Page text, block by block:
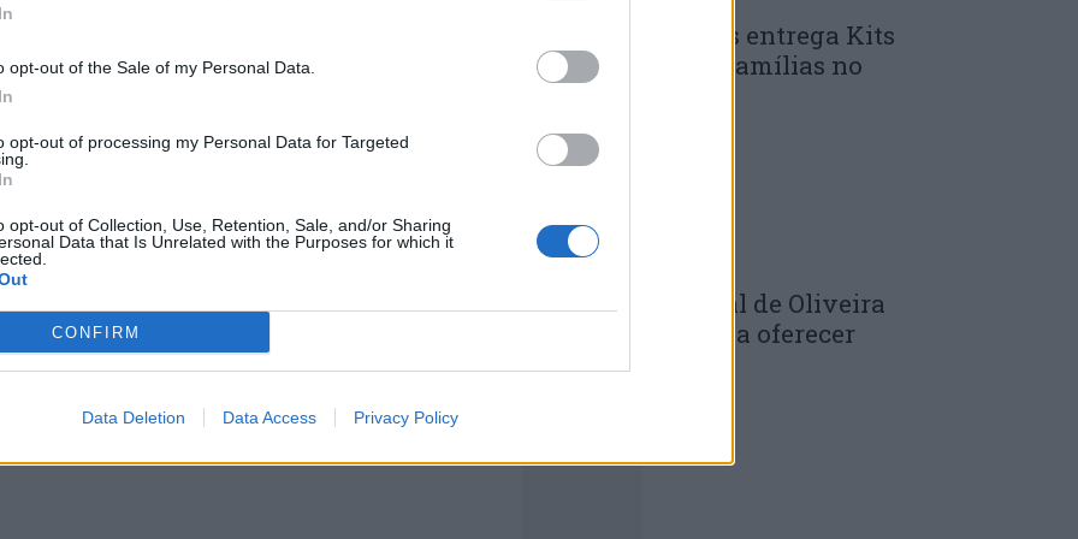
opt-out of the Sale of my Personal Data.
opt-out of processing my Personal Data for Targeted
opt-out of Collection, Use, Retention, Sale, and/or Sharing
Data that Is Unrelated with the Purposes for which it
CONFIRM
Data Deletion Data Access Privacy Policy
operacionais, apoiados por 86 veículos e
da aldeia de Carrascal, Santo André das
o alerta foi dado às 15:09.
Detido suspeito de atear vários fogos
Município de Góis entrega Kits
Comunitários às famílias no
Câmara Municipal de Oliveira
do Hospital volta a oferecer
cadernos de...